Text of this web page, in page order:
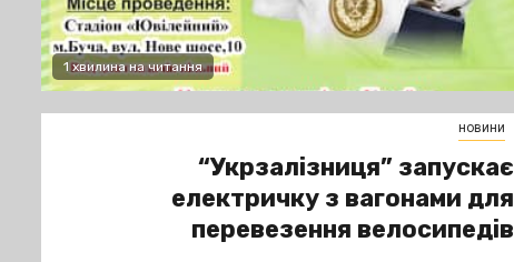
1 хвилина на читання
новини
“Укрзалізниця” запускає
електричку з вагонами для
перевезення велосипедів